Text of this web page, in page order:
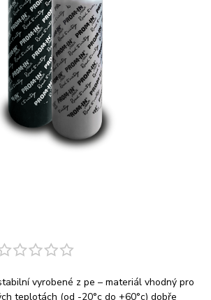
vyrobené z pe – materiál vhodný pro
teplotách (od -20°c do +60°c) dobře